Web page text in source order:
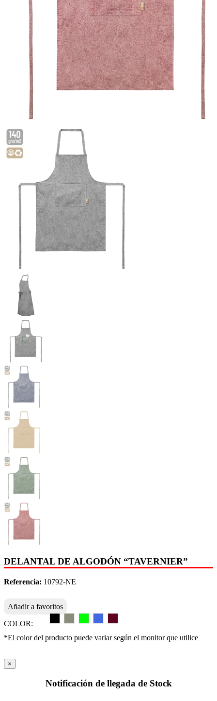
DELANTAL DE ALGODÓN “TAVERNIER”
Referencia: 10792-NE
Añadir a favoritos
COLOR:
*El color del producto puede variar según el monitor que utilice
×
Notificación de llegada de Stock